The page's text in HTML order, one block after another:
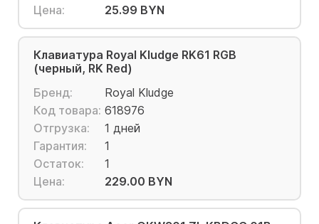
Цена:
25.99 BYN
Клавиатура Royal Kludge RK61 RGB
(черный, RK Red)
Бренд:
Royal Kludge
Код товара: 618976
Отгрузка:
1 дней
Гарантия:
1
Остаток:
1
Цена:
229.00 BYN